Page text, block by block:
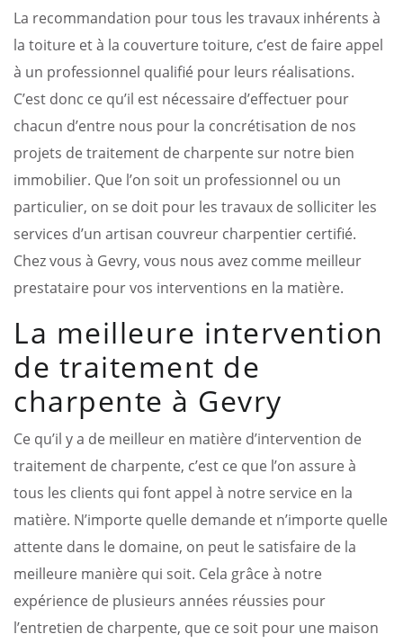
La recommandation pour tous les travaux inhérents à
la toiture et à la couverture toiture, c’est de faire appel
à un professionnel qualifié pour leurs réalisations.
C’est donc ce qu’il est nécessaire d’effectuer pour
chacun d’entre nous pour la concrétisation de nos
projets de traitement de charpente sur notre bien
immobilier. Que l’on soit un professionnel ou un
particulier, on se doit pour les travaux de solliciter les
services d’un artisan couvreur charpentier certifié.
Chez vous à Gevry, vous nous avez comme meilleur
prestataire pour vos interventions en la matière.
La meilleure intervention
de traitement de
charpente à Gevry
Ce qu’il y a de meilleur en matière d’intervention de
traitement de charpente, c’est ce que l’on assure à
tous les clients qui font appel à notre service en la
matière. N’importe quelle demande et n’importe quelle
attente dans le domaine, on peut le satisfaire de la
meilleure manière qui soit. Cela grâce à notre
expérience de plusieurs années réussies pour
l’entretien de charpente, que ce soit pour une maison